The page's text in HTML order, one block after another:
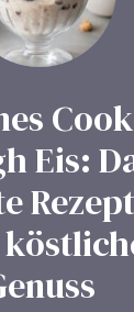
Eis: